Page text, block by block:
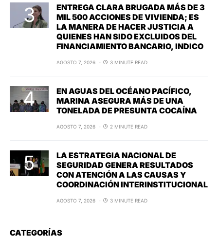
ENTREGA CLARA BRUGADA MÁS DE 3
MIL 500 ACCIONES DE VIVIENDA; ES
LA MANERA DE HACER JUSTICIA A
QUIENES HAN SIDO EXCLUIDOS DEL
FINANCIAMIENTO BANCARIO, INDICO
AGOSTO 7, 2026 3 MINUTE READ
EN AGUAS DEL OCÉANO PACÍFICO,
MARINA ASEGURA MÁS DE UNA
TONELADA DE PRESUNTA COCAÍNA
AGOSTO 7, 2026 2 MINUTE READ
LA ESTRATEGIA NACIONAL DE
SEGURIDAD GENERA RESULTADOS
CON ATENCIÓN A LAS CAUSAS Y
COORDINACIÓN INTERINSTITUCIONAL
AGOSTO 7, 2026 3 MINUTE READ
CATEGORÍAS